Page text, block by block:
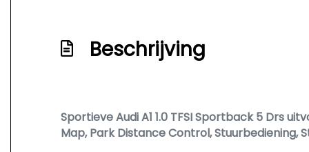
Beschrijving
Sportieve Audi A1 1.0 TFSI Sportback 5 Drs
Map, Park Distance Control, Stuurbediening,